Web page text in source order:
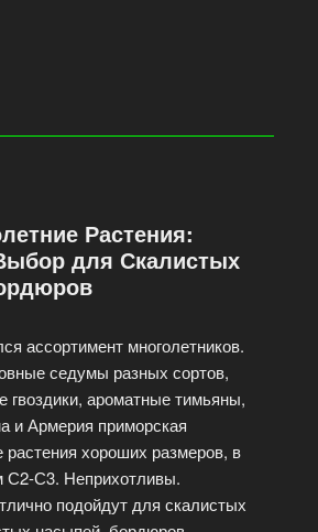
Растения:
для Скалистых
ассортимент многолетников.
седумы разных сортов,
гвоздики, ароматные тимьяны,
и Армерия приморская
хороших размеров, в
С2-С3. Неприхотливы.
подойдут для скалистых